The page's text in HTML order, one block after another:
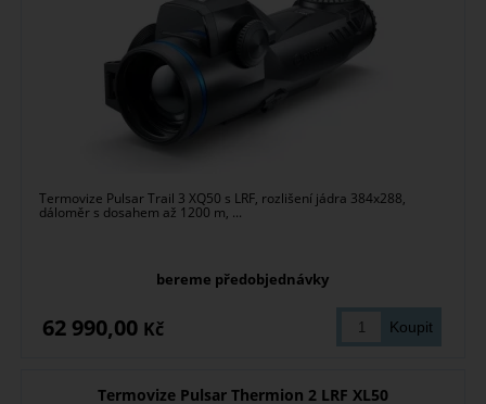
Termovize Pulsar Trail 3 XQ50 s LRF, rozlišení jádra 384x288,
dáloměr s dosahem až 1200 m, ...
bereme předobjednávky
62 990,00 Kč
Termovize Pulsar Thermion 2 LRF XL50